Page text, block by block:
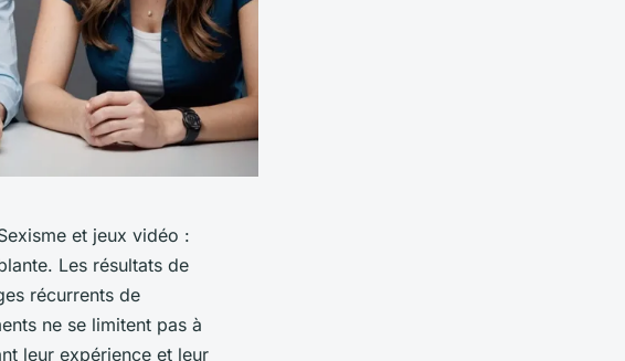
et jeux vidéo :
Les résultats de
récurrents de
ne se limitent pas à
leur expérience et leur